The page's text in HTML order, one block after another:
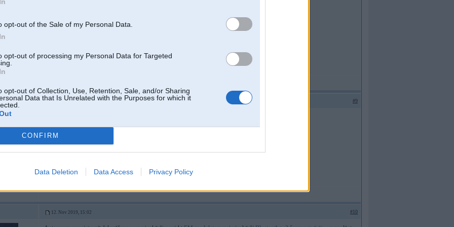
opt-out of the Sale of my Personal Data.
opt-out of processing my Personal Data for Targeted
opt-out of Collection, Use, Retention, Sale, and/or Sharing
Data that Is Unrelated with the Purposes for which it
CONFIRM
Data Deletion Data Access Privacy Policy
12. Nov 2019, 14:55 #9
Kur viņš tur jāstellē gan neesmu pētijis un kādus vadus vajag.
12. Nov 2019, 15:02 #10